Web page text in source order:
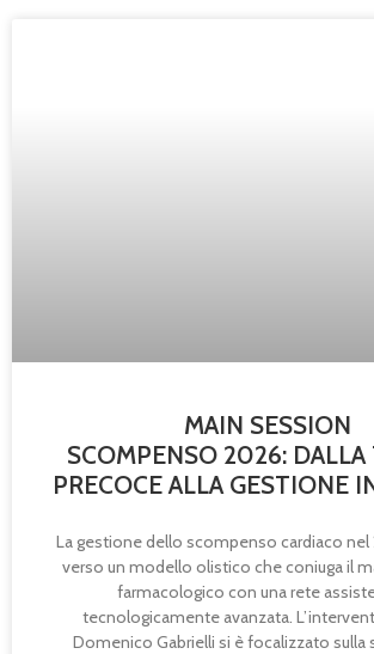
MAIN SESSION
SCOMPENSO 2026: DALLA
PRECOCE ALLA GESTIONE
La gestione dello scompenso cardiaco nel
verso un modello olistico che coniuga il
farmacologico con una rete
tecnologicamente avanzata.
Domenico Gabrielli si è focalizzato sulla